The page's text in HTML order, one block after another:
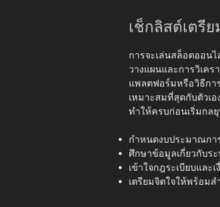
เช็กลิสต์เตรี
การจะเล่นสล็อตออน
วางแผนและการวิเค
แพลตฟอร์มหรือวิธีกา
เหมาะสมที่สุดกับตัวเ
ทำให้ครบก่อนเริ่มกล
กำหนดงบประมาณกา
ศึกษาข้อมูลเกี่ยวกับร
เข้าใจกฎระเบียบและ
เตรียมจิตใจให้พร้อม